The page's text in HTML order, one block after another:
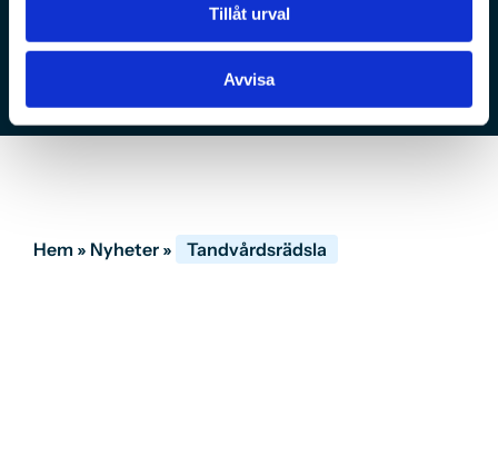
Tillåt urval
Avvisa
Tandvårdsrädsla
Hem » Nyheter» Tandvårdsrädsla